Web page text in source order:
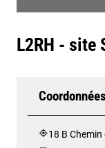
L2RH - site
Coordonnées
18 B